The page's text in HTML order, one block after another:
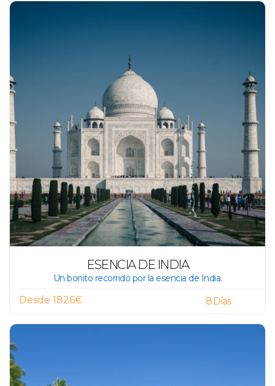
ESENCIA DE INDIA
Un bonito recorrido por la esencia de India.
Desde 1826€ 8 Días